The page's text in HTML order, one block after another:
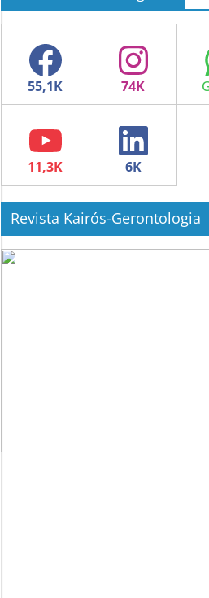
Facebook Instagram
YouTube LinkedIn
Revista Kairós-Gerontologia